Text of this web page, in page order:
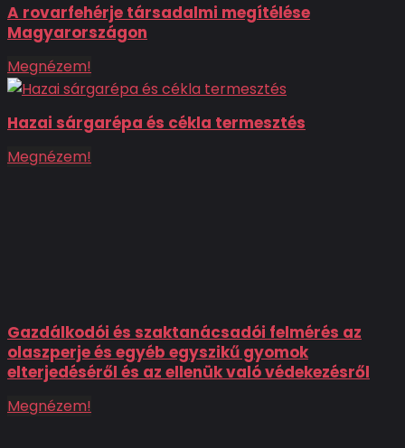
A rovarfehérje társadalmi megítélése
Magyarországon
Megnézem!
Hazai sárgarépa és cékla termesztés
Megnézem!
Gazdálkodói és szaktanácsadói felmérés az
olaszperje és egyéb egyszikű gyomok
elterjedéséről és az ellenük való védekezésről
Megnézem!